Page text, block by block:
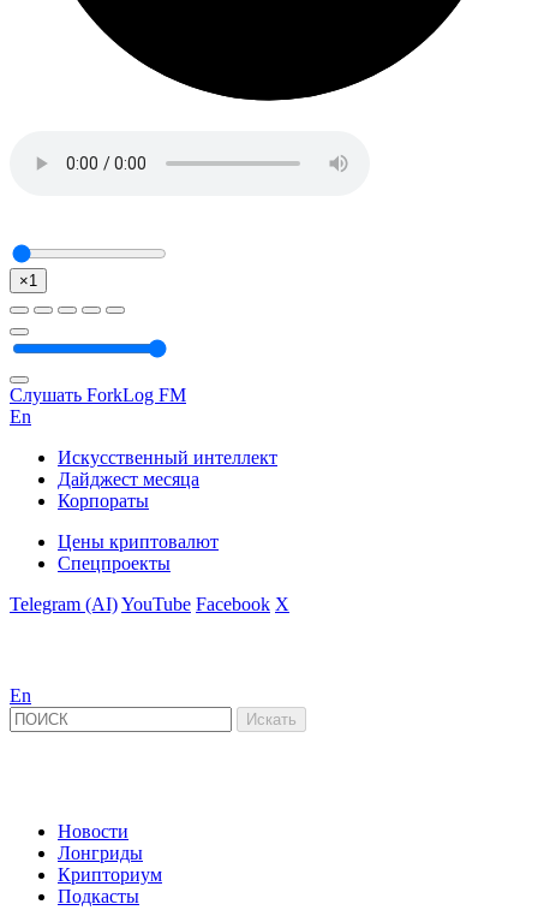
×1
Слушать ForkLog FM
En
Искусственный интеллект
Дайджест месяца
Корпораты
Цены криптовалют
Спецпроекты
Telegram (AI)YouTube Facebook X
En
Новости
Лонгриды
Крипториум
Подкасты